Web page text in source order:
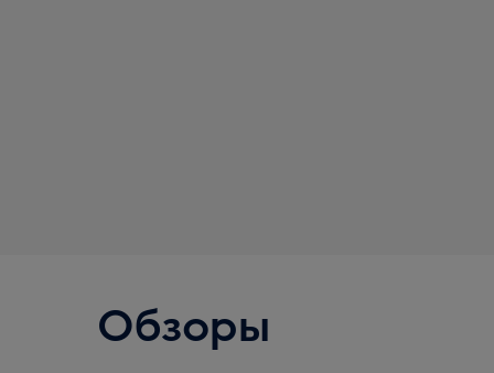
Обзоры